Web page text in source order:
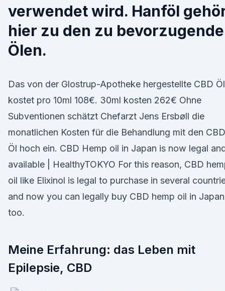
verwendet wird. Hanföl
hier zu den zu
Ölen.
Das von der Glostrup-Apotheke hergestellte CBD Öl
kostet pro 10ml 108€. 30ml kosten 262€ Ohne
Subventionen schätzt Chefarzt Jens Ersbøll die
monatlichen Kosten für die Behandlung mit den CBD
Öl hoch ein. CBD Hemp oil in Japan is now legal
available | HealthyTOKYO For this reason, CBD
oil like Elixinol is legal to purchase in several
and now you can legally buy CBD hemp oil in Japan
too.
Meine Erfahrung: das Leben mit
Epilepsie, CBD